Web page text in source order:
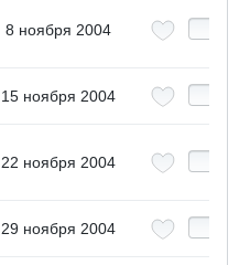
8 ноября 2004
15 ноября 2004
22 ноября 2004
29 ноября 2004